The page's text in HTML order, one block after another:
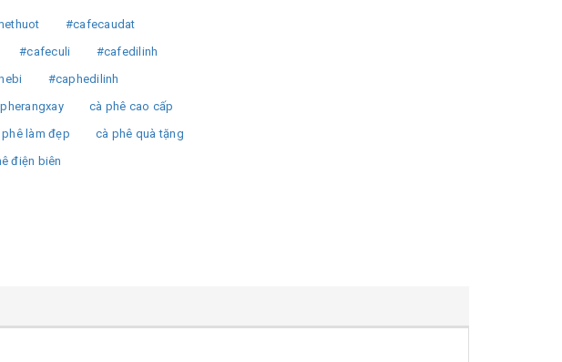
#cafecaudat
#cafeculi
#cafedilinh
#caphedilinh
cà phê cao cấp
làm đẹp
cà phê quà tặng
điện biên